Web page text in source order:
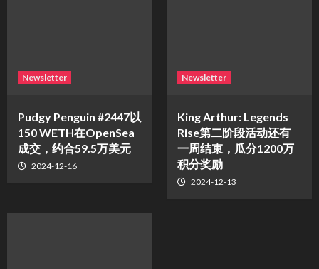
Newsletter
Pudgy Penguin #2447以
150 WETH在OpenSea
成交，约合59.5万美元
2024-12-16
Newsletter
King Arthur: Legends
Rise第二阶段活动还有
一周结束，瓜分1200万
积分奖励
2024-12-13